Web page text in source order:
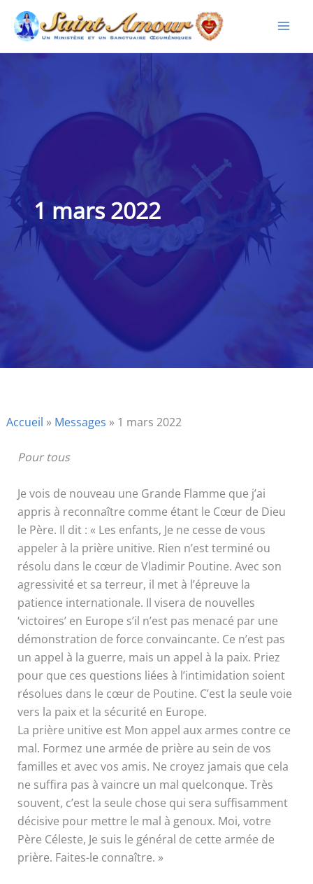
Aller
contenu
1 mars 2022
Accueil » Messages » 1 mars 2022
Pour tous
Je vois de nouveau une Grande Flamme que j’ai
appris à reconnaître comme étant le Cœur de Dieu
le Père. Il dit : « Les enfants, Je ne cesse de vous
appeler à la prière unitive. Rien n’est terminé ou
résolu dans le cœur de Vladimir Poutine. Avec son
agressivité et sa terreur, il met à l’épreuve la
patience internationale. Il visera de nouvelles
‘victoires’ en Europe s’il n’est pas menacé par une
démonstration de force convaincante. Ce n’est pas
un appel à la guerre, mais un appel à la paix. Priez
pour que ces questions liées à l’intimidation soient
résolues dans le cœur de Poutine. C’est la seule voie
vers la paix et la sécurité en Europe.
La prière unitive est Mon appel aux armes contre ce
mal. Formez une armée de prière au sein de vos
familles et avec vos amis. Ne croyez jamais que cela
ne suffira pas à vaincre un mal quelconque. Très
souvent, c’est la seule chose qui sera suffisamment
décisive pour mettre le mal à genoux. Moi, votre
Père Céleste, Je suis le général de cette armée de
prière. Faites-le connaître. »